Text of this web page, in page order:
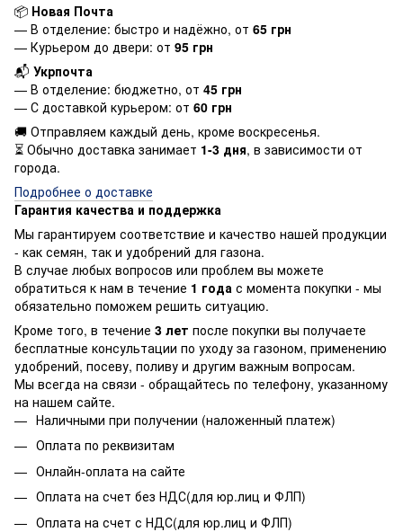
📦 Новая Почта
— В отделение: быстро и надёжно, от 65 грн
— Курьером до двери: от 95 грн
📬 Укрпочта
— В отделение: бюджетно, от 45 грн
— С доставкой курьером: от 60 грн
🚚 Отправляем каждый день, кроме воскресенья.
⏳ Обычно доставка занимает 1-3 дня, в зависимости от
города.
Подробнее о доставке
Гарантия качества и поддержка
Мы гарантируем соответствие и качество нашей продукции
- как семян, так и удобрений для газона.
В случае любых вопросов или проблем вы можете
обратиться к нам в течение 1 года с момента покупки - мы
обязательно поможем решить ситуацию.
Кроме того, в течение 3 лет после покупки вы получаете
бесплатные консультации по уходу за газоном, применению
удобрений, посеву, поливу и другим важным вопросам.
Мы всегда на связи - обращайтесь по телефону, указанному
на нашем сайте.
Наличными при получении (наложенный платеж)
Оплата по реквизитам
Онлайн-оплата на сайте
Оплата на счет без НДС(для юр.лиц и ФЛП)
Оплата на счет с НДС(для юр.лиц и ФЛП)